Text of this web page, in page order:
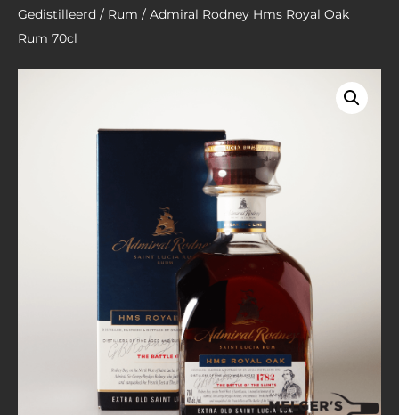
Gedistilleerd / Rum / Admiral Rodney Hms Royal Oak
Rum 70cl